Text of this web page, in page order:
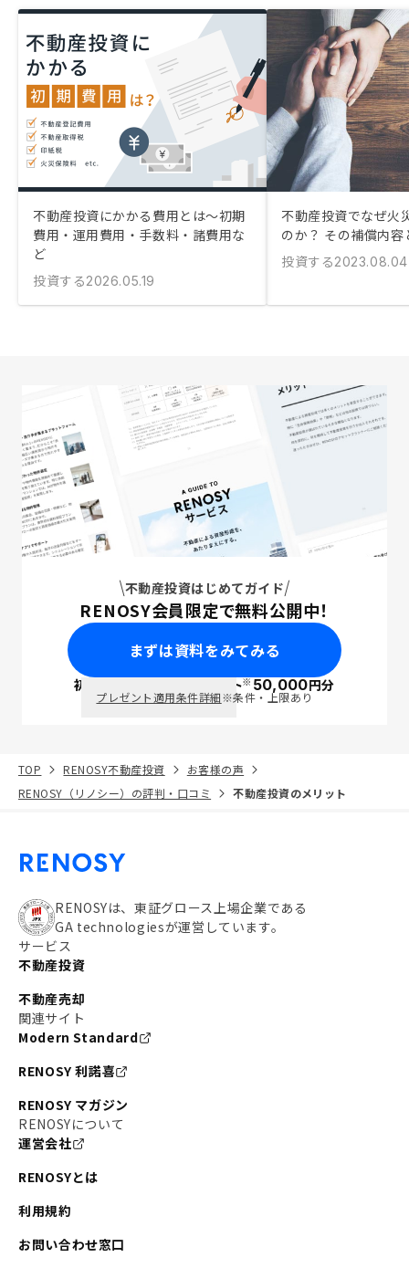
不動産投資にかかる費用とは〜初期
費用・運用費用・手数料・諸費用な
ど
投資する2026.05.19
不動産投資でなぜ火
のか？ その補償内
投資する2023.08.04
不動産投資はじめてガイド
RENOSY会員限定で無料公開中！
まずは資料をみてみる
初回面談で ポイント※50,000円分
プレゼント適用条件詳細※条件・上限あり
TOP RENOSY不動産投資
お客様の声
RENOSY（リノシー）の評判・口コミ
不動産投資のメリット
RENOSYは、東証グロース上場企業である
GA technologiesが運営しています。
サービス
不動産投資
不動産売却
関連サイト
Modern Standard
RENOSY 利諾喜
RENOSY マガジン
RENOSYについて
運営会社
RENOSYとは
利用規約
お問い合わせ窓口